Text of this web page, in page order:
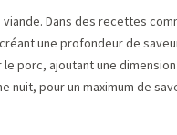
Dans des recettes
une profondeur de
porc, ajoutant une
nuit, pour un maximum de